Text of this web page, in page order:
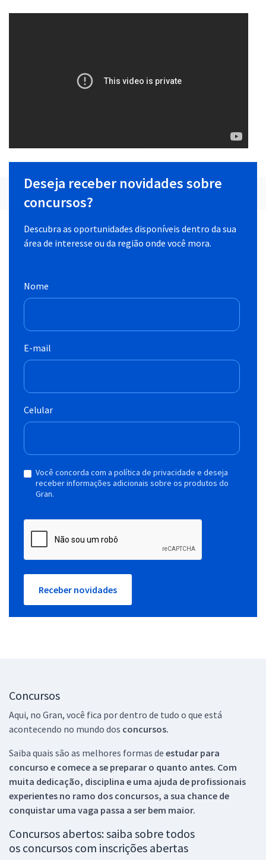
Deseja receber novidades sobre
concursos?
Descubra as oportunidades disponíveis dentro da sua
área de interesse ou da região onde você mora.
Nome
E-mail
Celular
Você concorda com a política de privacidade e deseja
receber informações adicionais sobre os produtos do
Gran.
Receber novidades
Concursos
Aqui, no Gran, você fica por dentro de tudo o que está
acontecendo no mundo dos concursos.
Saiba quais são as melhores formas de estudar para
concurso e comece a se preparar o quanto antes. Com
muita dedicação, disciplina e uma ajuda de profissionais
experientes no ramo dos concursos, a sua chance de
conquistar uma vaga passa a ser bem maior.
Concursos abertos: saiba sobre todos
os concursos com inscrições abertas